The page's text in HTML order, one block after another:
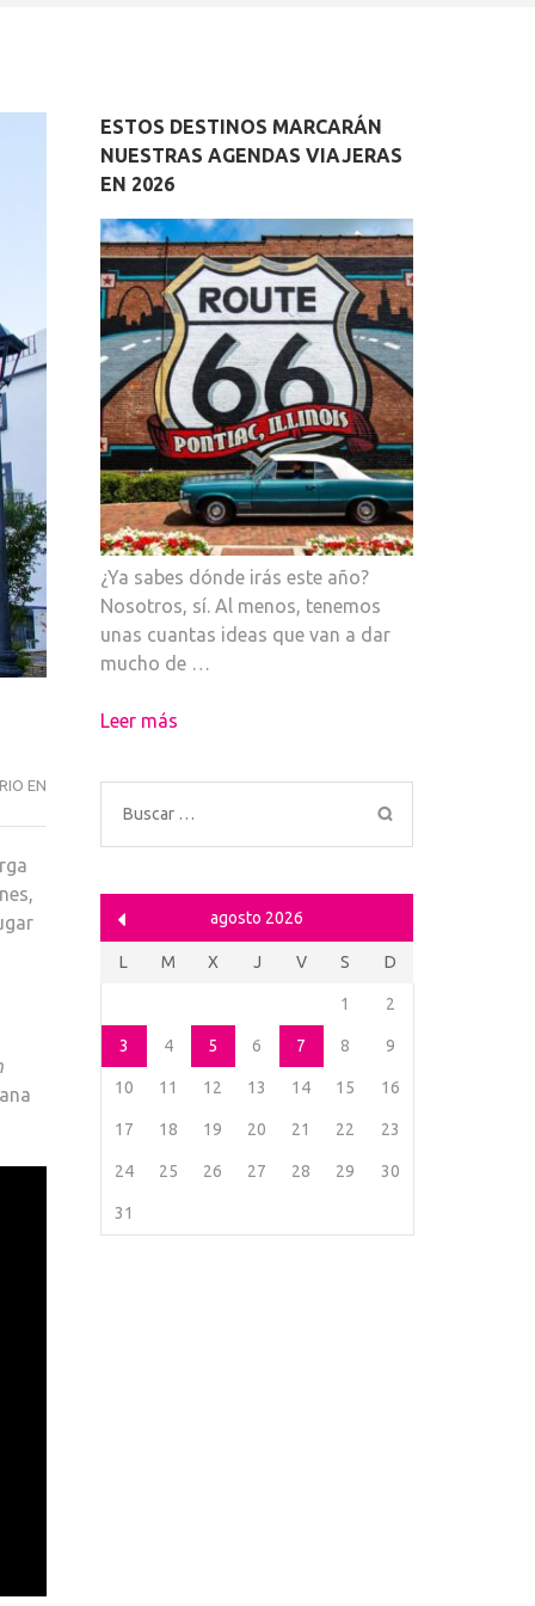
ENJAÉN
ESTOS DESTINOS MARCARÁN
NUESTRAS AGENDAS VIAJERAS
EN 2026
¿Ya sabes dónde irás este año?
Nosotros, sí. Al menos, tenemos
unas cuantas ideas que van a dar
mucho de …
Leer más
Buscar:
agosto 2026
L M X J V S D
1 2
3 4 5 6 7 8 9
10 11 12 13 14 15 16
17 18 19 20 21 22 23
24 25 26 27 28 29 30
31